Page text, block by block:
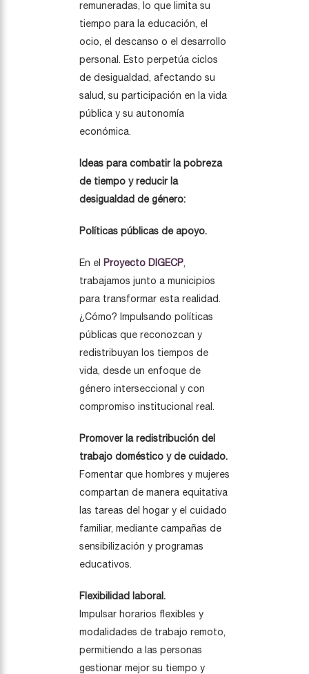
remuneradas, lo que limita su
tiempo para la educación, el
ocio, el descanso o el desarrollo
personal. Esto perpetúa ciclos
de desigualdad, afectando su
salud, su participación en la vida
pública y su autonomía
económica.
Ideas para combatir la pobreza
de tiempo y reducir la
desigualdad de género:
Políticas públicas de apoyo.
En el Proyecto DIGECP,
trabajamos junto a municipios
para transformar esta realidad.
¿Cómo? Impulsando políticas
públicas que reconozcan y
redistribuyan los tiempos de
vida, desde un enfoque de
género interseccional y con
compromiso institucional real.
Promover la redistribución del
trabajo doméstico y de cuidado.
Fomentar que hombres y mujeres
compartan de manera equitativa
las tareas del hogar y el cuidado
familiar, mediante campañas de
sensibilización y programas
educativos.
Flexibilidad laboral.
Impulsar horarios flexibles y
modalidades de trabajo remoto,
permitiendo a las personas
gestionar mejor su tiempo y